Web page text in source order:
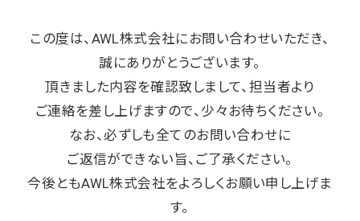
この度は、AWL株式会社にお問い合わせいただき、
誠にありがとうございます。
頂きました内容を確認致しまして、担当者より
ご連絡を差し上げますので、少々お待ちください。
なお、必ずしも全てのお問い合わせに
ご返信ができない旨、ご了承ください。
今後ともAWL株式会社をよろしくお願い申し上げま
す。